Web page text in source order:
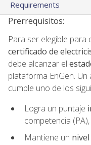
Requirements
Prerrequisitos:
Para ser elegible para
certificado de
debe alcanzar el
plataforma EnGen.
cumple uno de los
Logra un puntaje
competencia (PA),
Mantiene un